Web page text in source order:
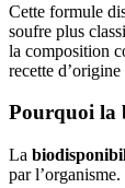
Cette formule
soufre plus
la composition
recette
Pourquoi la
La
par